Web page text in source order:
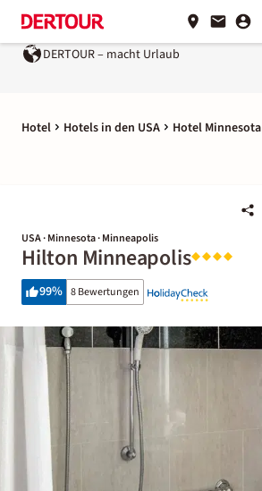
DERTOUR – macht Urlaub
Hotel Hotels in den USA Hotel Minnesota
USA · Minnesota · Minneapolis
Hilton Minneapolis
99% 8 Bewertungen